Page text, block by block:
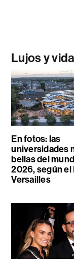
Lujos y
En fotos: las
universidades
bellas del
2026, según el
Versailles